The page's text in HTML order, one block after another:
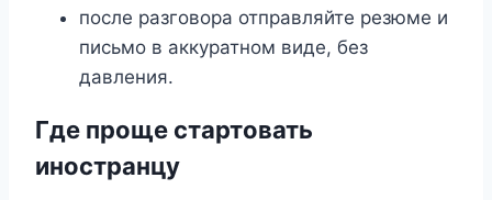
после разговора отправляйте резюме и
письмо в аккуратном виде, без
давления.
Где проще стартовать
иностранцу